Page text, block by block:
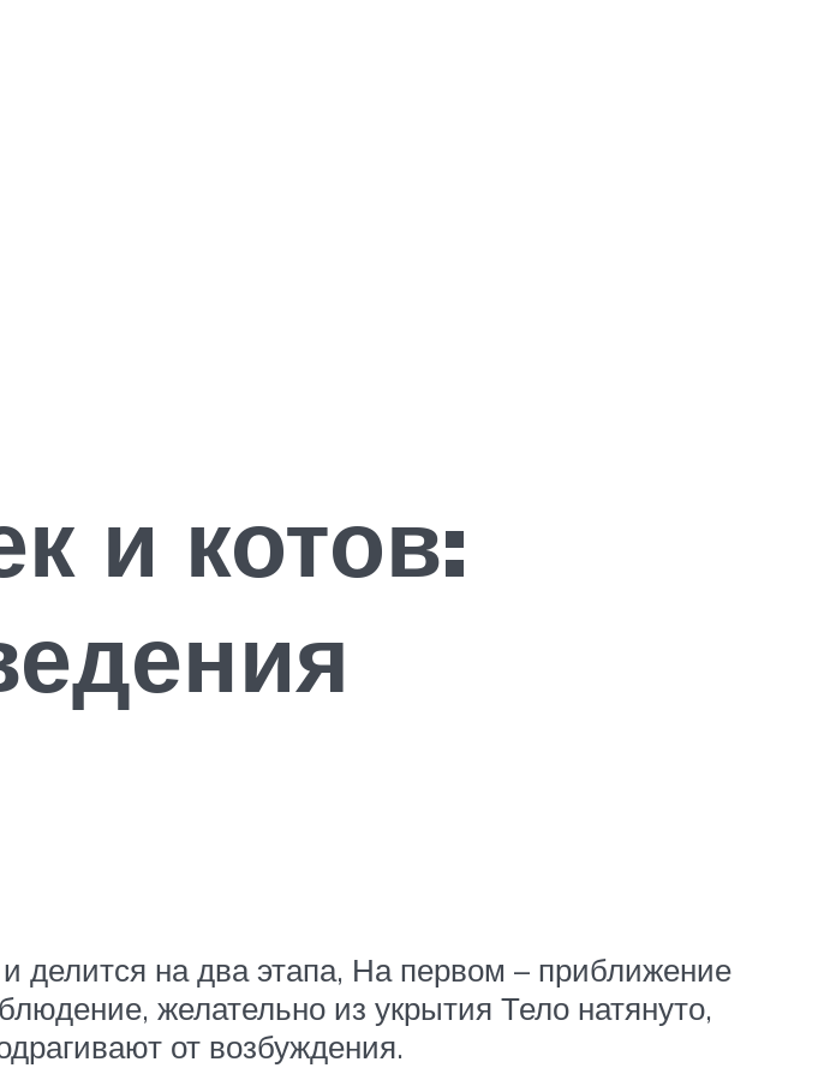
и котов:
делится на два этапа, На первом – приближение
желательно из укрытия Тело натянуто,
от возбуждения.